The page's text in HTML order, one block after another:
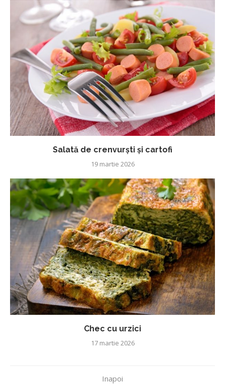
Salată de crenvurști și cartofi
19 martie 2026
Chec cu urzici
17 martie 2026
Inapoi